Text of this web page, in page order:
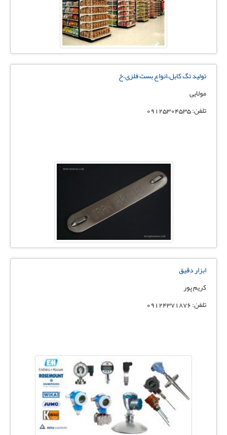
تولید تگ کابل،انواع بست فلزی،خ
مولایی
تلفن: 09125304535
ابزار دقیق
کریم پور
تلفن: 09124371876